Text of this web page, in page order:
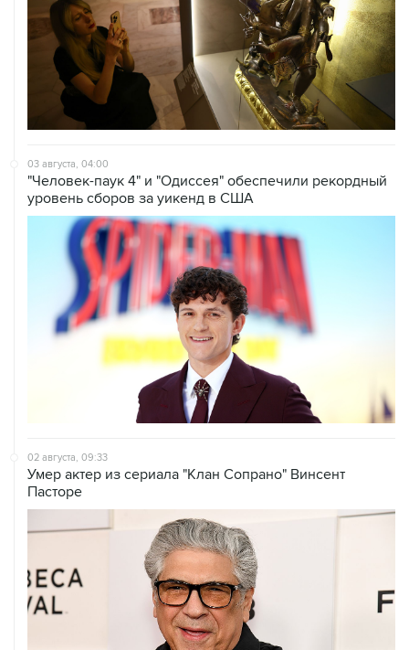
03 августа, 04:00
"Человек-паук 4" и "Одиссея" обеспечили рекордный
уровень сборов за уикенд в США
02 августа, 09:33
Умер актер из сериала "Клан Сопрано" Винсент
Пасторе